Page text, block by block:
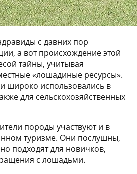
с давних пор
а вот происхождение этой
тайны, учитывая
«лошадиные ресурсы».
широко использовались в
для сельскохозяйственных
породы участвуют и в
туризме. Они послушны,
подходят для новичков,
с лошадьми.